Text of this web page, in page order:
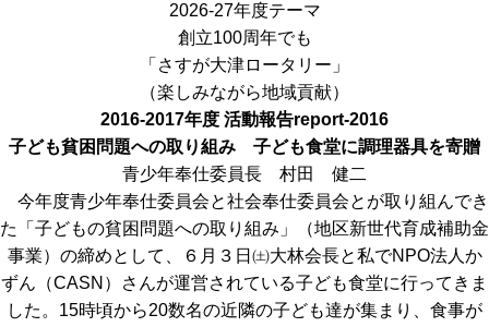
2026-27年度テーマ
創立100周年でも
「さすが大津ロータリー」
（楽しみながら地域貢献）
2016-2017年度 活動報告report-2016
子ども貧困問題への取り組み 子ども食堂に調理器具を寄贈
青少年奉仕委員長 村田 健二
今年度青少年奉仕委員会と社会奉仕委員会とが取り組んでき
た「子どもの貧困問題への取り組み」（地区新世代育成補助金
事業）の締めとして、６月３日㈯大林会長と私でNPO法人か
ずん（CASN）さんが運営されている子ども食堂に行ってきま
した。15時頃から20数名の近隣の子ども達が集まり、食事が